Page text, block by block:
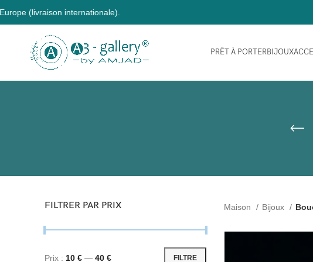
PRÊT À PORTERBIJOUX
FILTRER PAR PRIX
FILTRE
Prix ​​: 10 € — 40 €
Maison Bijoux